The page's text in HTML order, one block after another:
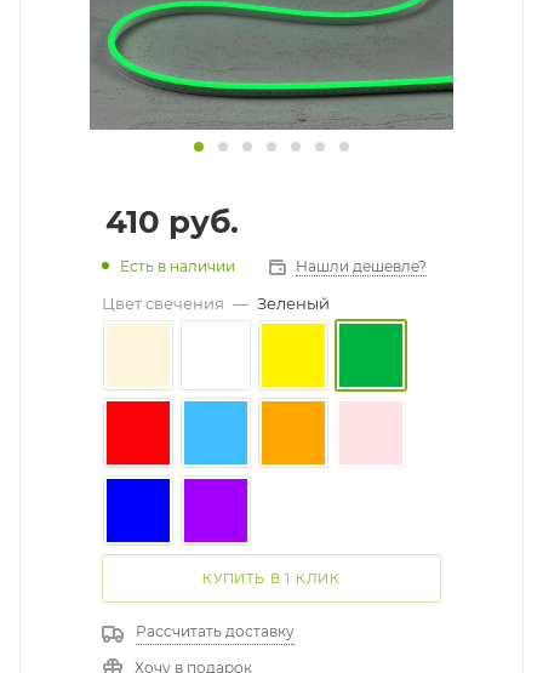
410 руб.
Есть в наличии Нашли дешевле?
Цвет свечения — Зеленый
КУПИТЬ В 1 КЛИК
Рассчитать доставку
Хочу в подарок